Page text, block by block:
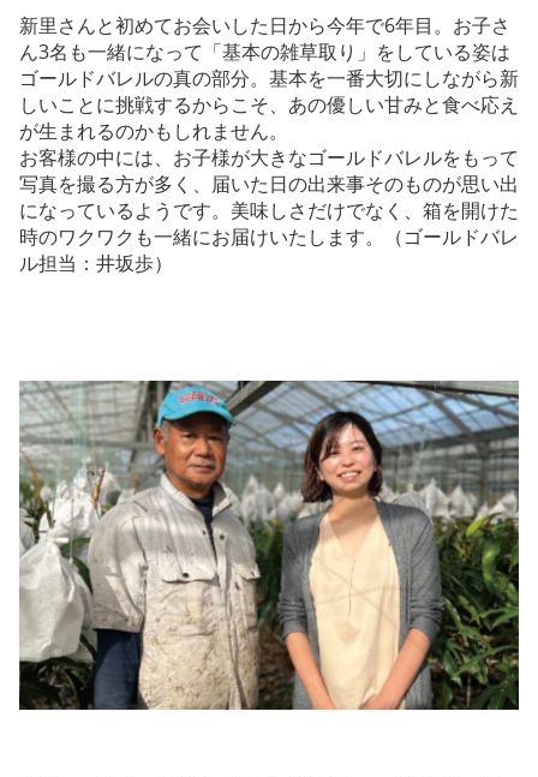
新里さんと初めてお会いした日から今年で6年目。お子さ
ん3名も一緒になって「基本の雑草取り」をしている姿は
ゴールドバレルの真の部分。基本を一番大切にしながら新
しいことに挑戦するからこそ、あの優しい甘みと食べ応え
が生まれるのかもしれません。
お客様の中には、お子様が大きなゴールドバレルをもって
写真を撮る方が多く、届いた日の出来事そのものが思い出
になっているようです。美味しさだけでなく、箱を開けた
時のワクワクも一緒にお届けいたします。（ゴールドバレ
ル担当：井坂歩）